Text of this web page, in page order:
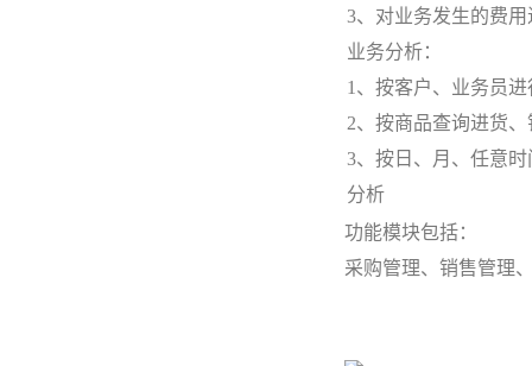
3、对业务发生的费
业务分析：
1、按客户、业务员
2、按商品查询进货
3、按日、月、任意
分析
功能模块包括：
采购管理、销售管理